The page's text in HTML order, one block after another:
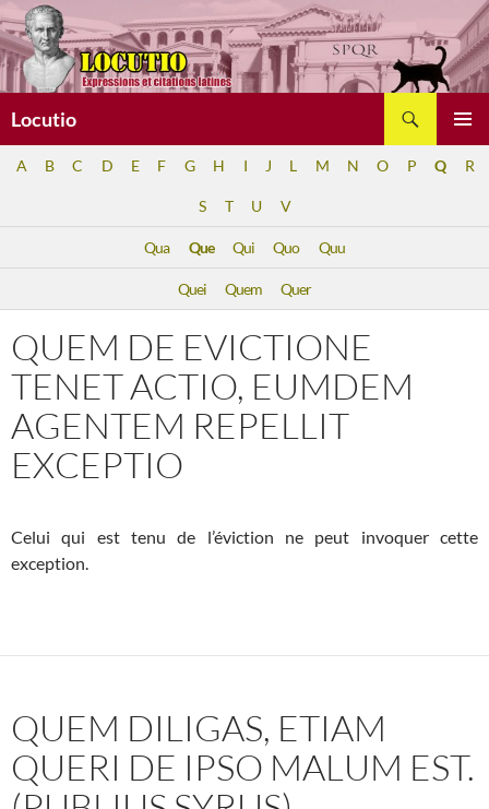
Aller
au
contenu
Locutio
A B C D E F G H I J L M N O P Q R
S T U V
Qua Que Qui Quo Quu
Quei Quem Quer
QUEM DE EVICTIONE
TENET ACTIO, EUMDEM
AGENTEM REPELLIT
EXCEPTIO
Celui qui est tenu de l’éviction ne peut invoquer cette
exception.
QUEM DILIGAS, ETIAM
QUERI DE IPSO MALUM EST.